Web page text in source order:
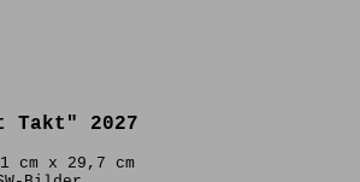
Takt" 2027
cm x 29,7 cm